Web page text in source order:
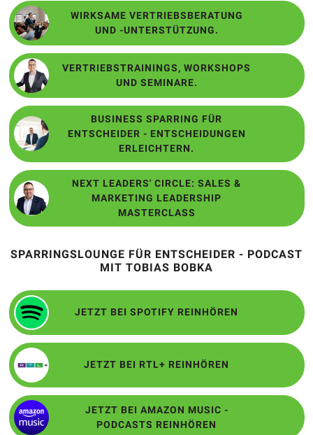
WIRKSAME VERTRIEBSBERATUNG
UND -UNTERSTÜTZUNG.
VERTRIEBSTRAININGS, WORKSHOPS
UND SEMINARE.
BUSINESS SPARRING FÜR
ENTSCHEIDER - ENTSCHEIDUNGEN
ERLEICHTERN.
NEXT LEADERS' CIRCLE: SALES &
MARKETING LEADERSHIP
MASTERCLASS
SPARRINGSLOUNGE FÜR ENTSCHEIDER - PODCAST
MIT TOBIAS BOBKA
JETZT BEI SPOTIFY REINHÖREN
JETZT BEI RTL+ REINHÖREN
JETZT BEI AMAZON MUSIC -
PODCASTS REINHÖREN